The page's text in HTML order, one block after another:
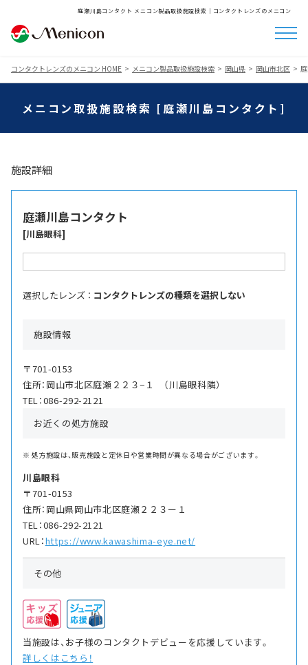
庭瀬川島コンタクト メニコン製品取扱施設検索│コンタクトレンズのメニコン
コンタクトレンズのメニコン HOME メニコン製品取扱施設検索 岡山県 岡山市北区
メニコン取扱施設検索 [庭瀬川島コンタクト]
施設詳細
庭瀬川島コンタクト
[川島眼科]
選択したレンズ ： コンタクトレンズの種類を選択しない
施設情報
〒701-0153
住所：岡山市北区庭瀬２２３−１ （川島眼科隣）
TEL：086-292-2121
お近くの処方施設
処方施設は、販売施設と定休日や営業時間が異なる場合がございます。
川島眼科
〒701-0153
住所：岡山県岡山市北区庭瀬２２３ー１
TEL：086-292-2121
URL：https://www.kawashima-eye.net/
その他
当施設は、お子様のコンタクトデビューを応援しています。
詳しくはこちら！